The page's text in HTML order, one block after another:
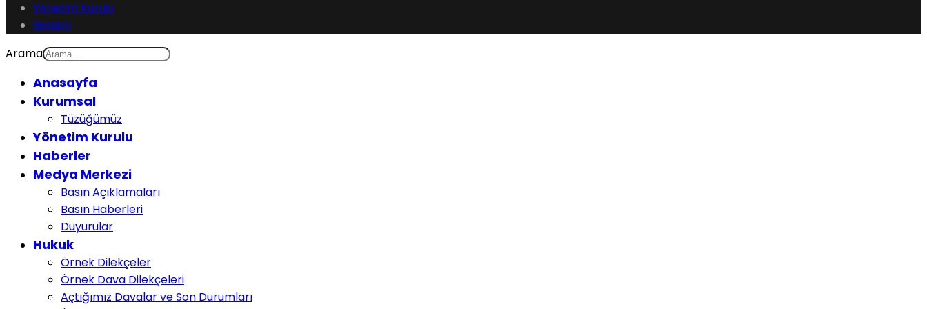
Yönetim Kurulu
İletisim
Arama
Anasayfa
Kurumsal
Tüzüğümüz
Yönetim Kurulu
Haberler
Medya Merkezi
Basın Açıklamaları
Basın Haberleri
Duyurular
Hukuk
Örnek Dilekçeler
Örnek Dava Dilekçeleri
Açtığımız Davalar ve Son Durumları